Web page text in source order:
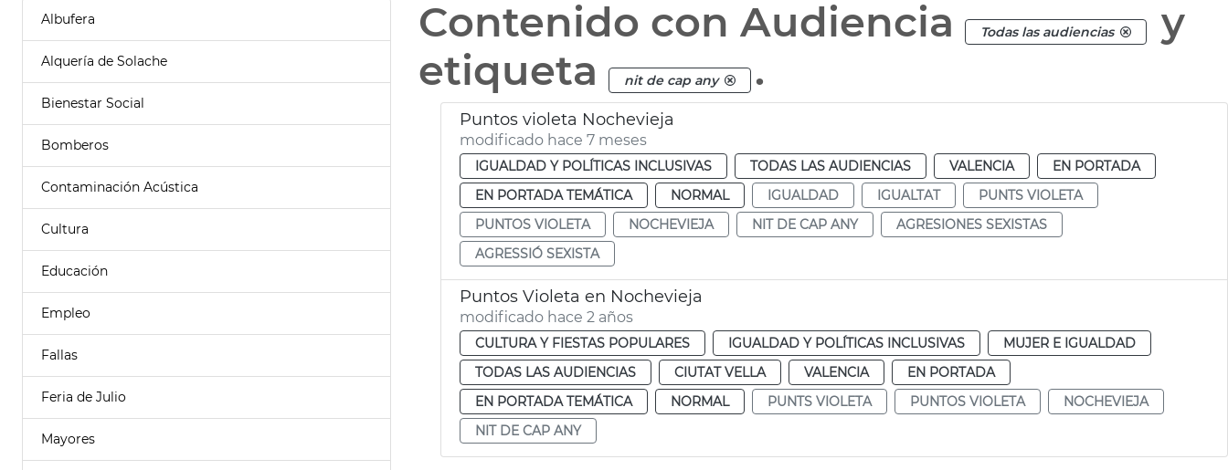
Albufera
Alquería de Solache
Bienestar Social
Bomberos
Contaminación Acústica
Cultura
Educación
Empleo
Fallas
Feria de Julio
Mayores
Contenido con Audiencia Todas las audiencias
y
etiqueta
nit de cap any .
Puntos violeta Nochevieja
modificado hace 7 meses
IGUALDAD Y POLÍTICAS INCLUSIVAS TODAS LAS AUDIENCIAS VALENCIA
EN PORTADA
EN PORTADA TEMÁTICA
NORMAL IGUALDAD IGUALTAT
PUNTS VIOLETA
PUNTOS VIOLETA
NOCHEVIEJA NIT DE CAP ANY
AGRESIONES SEXISTAS
AGRESSIÓ SEXISTA
Puntos Violeta en Nochevieja
modificado hace 2 años
CULTURA Y FIESTAS POPULARES IGUALDAD Y POLÍTICAS INCLUSIVAS
MUJER E IGUALDAD
TODAS LAS AUDIENCIAS
CIUTAT VELLA VALENCIA
EN PORTADA
EN PORTADA TEMÁTICA
NORMAL PUNTS VIOLETA PUNTOS VIOLETA
NOCHEVIEJA
NIT DE CAP ANY